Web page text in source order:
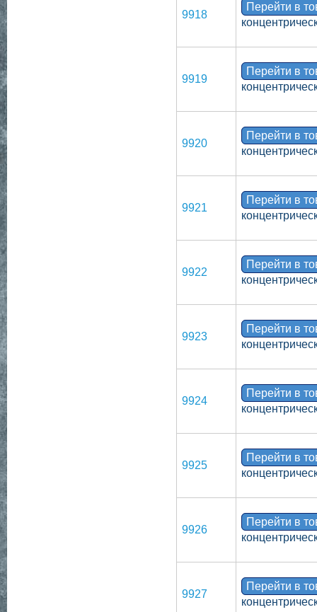
9918
Перейти в
9919
Перейти в
9920
Перейти в
9921
Перейти в
9922
Перейти в
9923
Перейти в
9924
Перейти в
9925
Перейти в
9926
Перейти в
9927
Перейти в